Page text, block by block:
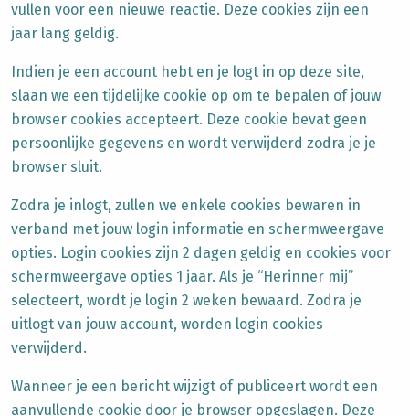
vullen voor een nieuwe reactie. Deze cookies zijn een
jaar lang geldig.
Indien je een account hebt en je logt in op deze site,
slaan we een tijdelijke cookie op om te bepalen of jouw
browser cookies accepteert. Deze cookie bevat geen
persoonlijke gegevens en wordt verwijderd zodra je je
browser sluit.
Zodra je inlogt, zullen we enkele cookies bewaren in
verband met jouw login informatie en schermweergave
opties. Login cookies zijn 2 dagen geldig en cookies voor
schermweergave opties 1 jaar. Als je “Herinner mij”
selecteert, wordt je login 2 weken bewaard. Zodra je
uitlogt van jouw account, worden login cookies
verwijderd.
Wanneer je een bericht wijzigt of publiceert wordt een
aanvullende cookie door je browser opgeslagen. Deze